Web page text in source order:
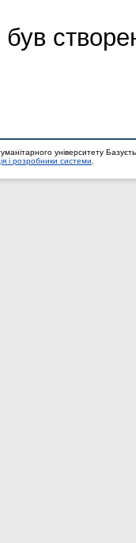
університету
і розробники системи